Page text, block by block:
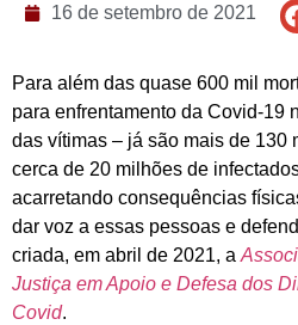
16 de setembro de 2021
Para além das quase 600 mil
para enfrentamento da Covid-19
das vítimas – já são mais de 130
cerca de 20 milhões de
acarretando consequências
dar voz a essas pessoas e
criada, em abril de 2021, a
Justiça em Apoio e Defesa dos
Covid.